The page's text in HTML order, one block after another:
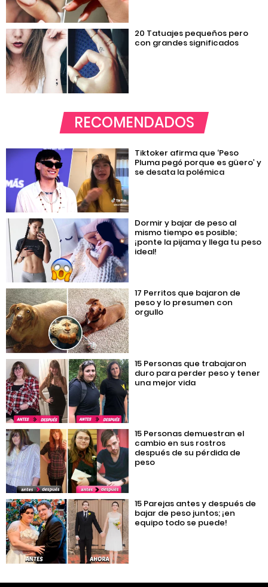
20 Tatuajes pequeños pero
con grandes significados
RECOMENDADOS
Tiktoker afirma que ‘Peso
Pluma pegó porque es güero’ y
se desata la polémica
Dormir y bajar de peso al
mismo tiempo es posible;
¡ponte la pijama y llega tu peso
ideal!
17 Perritos que bajaron de
peso y lo presumen con
orgullo
15 Personas que trabajaron
duro para perder peso y tener
una mejor vida
15 Personas demuestran el
cambio en sus rostros
después de su pérdida de
peso
15 Parejas antes y después de
bajar de peso juntos; ¡en
equipo todo se puede!